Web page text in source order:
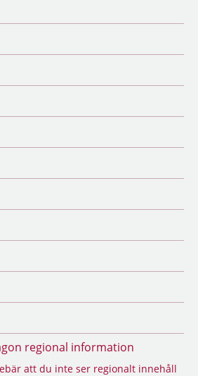
regional information
att du inte ser regionalt innehåll